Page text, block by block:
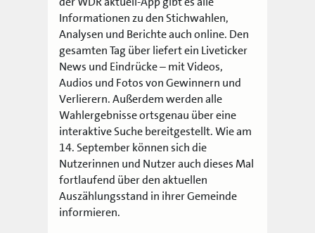
Informationen zu den Stichwahlen,
Analysen und Berichte auch online. Den
gesamten Tag über liefert ein Liveticker
News und Eindrücke – mit Videos,
Audios und Fotos von Gewinnern und
Verlierern. Außerdem werden alle
Wahlergebnisse ortsgenau über eine
interaktive Suche bereitgestellt. Wie am
14. September können sich die
Nutzerinnen und Nutzer auch dieses Mal
fortlaufend über den aktuellen
Auszählungsstand in ihrer Gemeinde
informieren.